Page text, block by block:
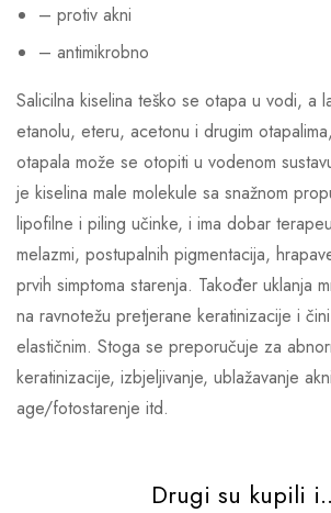
– protiv akni
– antimikrobno
Salicilna kiselina teško se otapa u vodi, a
etanolu, eteru, acetonu i drugim
otapala može se otopiti u vodenom
je kiselina male molekule sa snažnom
lipofilne i piling učinke, i ima dobar
melazmi, postupalnih pigmentacija,
prvih simptoma starenja. Također uklanja
na ravnotežu pretjerane keratinizacije i
elastičnim. Stoga se preporučuje za
keratinizacije, izbjeljivanje, ublažavanje
age/fotostarenje itd.
Drugi su kupili